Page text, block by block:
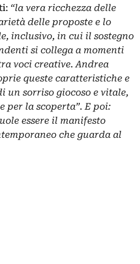
: “la vera ricchezza delle
delle proposte e lo
inclusivo, in cui il sostegno
si collega a momenti
voci creative. Andrea
queste caratteristiche e
sorriso giocoso e vitale,
per la scoperta”. E poi:
essere il manifesto
che guarda al